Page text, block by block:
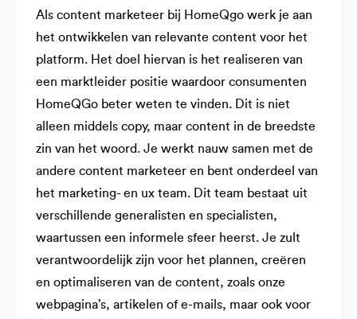
Als content marketeer bij HomeQgo werk je aan
het ontwikkelen van relevante content voor het
platform. Het doel hiervan is het realiseren van
een marktleider positie waardoor consumenten
HomeQGo beter weten te vinden. Dit is niet
alleen middels copy, maar content in de breedste
zin van het woord. Je werkt nauw samen met de
andere content marketeer en bent onderdeel van
het marketing- en ux team. Dit team bestaat uit
verschillende generalisten en specialisten,
waartussen een informele sfeer heerst. Je zult
verantwoordelijk zijn voor het plannen, creëren
en optimaliseren van de content, zoals onze
webpagina’s, artikelen of e-mails, maar ook voor